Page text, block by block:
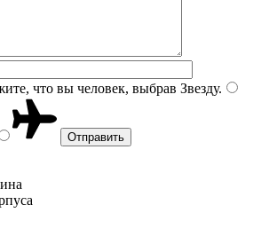
что вы человек, выбрав Звезду.